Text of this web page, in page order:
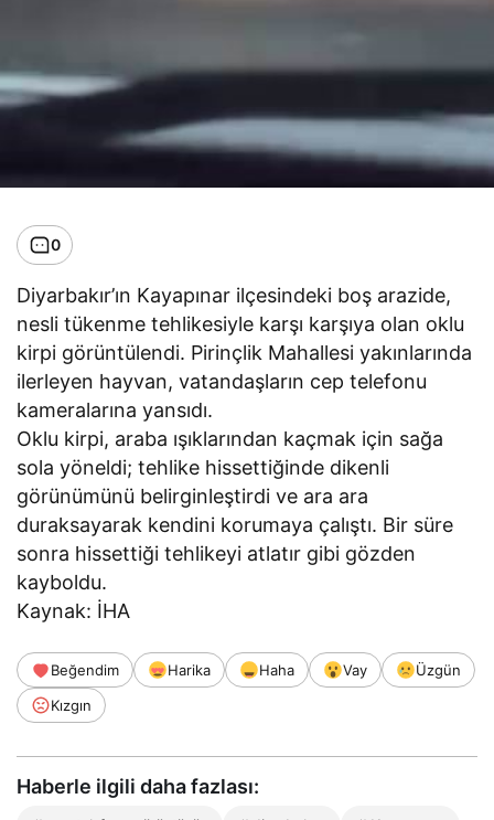
0
Diyarbakır’ın Kayapınar ilçesindeki boş arazide,
nesli tükenme tehlikesiyle karşı karşıya olan oklu
kirpi görüntülendi. Pirinçlik Mahallesi yakınlarında
ilerleyen hayvan, vatandaşların cep telefonu
kameralarına yansıdı.
Oklu kirpi, araba ışıklarından kaçmak için sağa
sola yöneldi; tehlike hissettiğinde dikenli
görünümünü belirginleştirdi ve ara ara
duraksayarak kendini korumaya çalıştı. Bir süre
sonra hissettiği tehlikeyi atlatır gibi gözden
kayboldu.
Kaynak: İHA
Beğendim Harika Haha Vay
Üzgün
Kızgın
Haberle ilgili daha fazlası: